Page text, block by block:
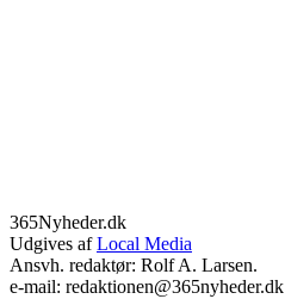
365Nyheder.dk
Udgives afLocal Media
Ansvh. redaktør: Rolf A. Larsen.
e-mail: redaktionen@365nyheder.dk